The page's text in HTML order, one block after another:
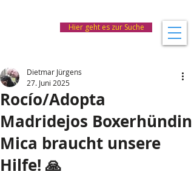
Hier geht es zur Suche
Rocío/Adopta
Madridejos Boxerhündin
Mica braucht unsere
Hilfe! 🙏
Dietmar Jürgens
27. Juni 2025